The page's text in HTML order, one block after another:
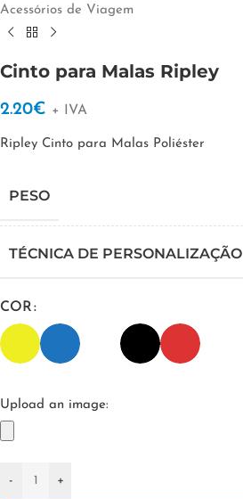
Acessórios de Viagem
Cinto para Malas Ripley
2.20€ + IVA
Ripley Cinto para Malas Poliéster
PESO
TÉCNICA DE PERSONALIZAÇÃO
COR
Upload an image:
- +